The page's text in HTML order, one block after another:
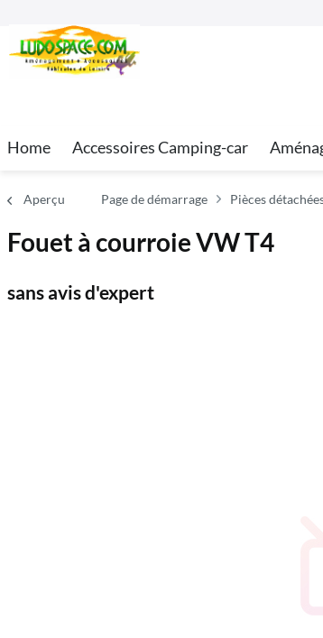
Home Accessoires Camping-car
Aperçu Page de démarrage Pièces
Fouet à courroie VW T4
sans avis d'expert